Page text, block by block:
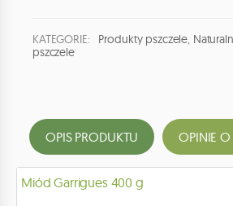
KATEGORIE: Produkty pszczele,
pszczele
OPIS PRODUKTU OPINIE
Miód Garrigues 400 g